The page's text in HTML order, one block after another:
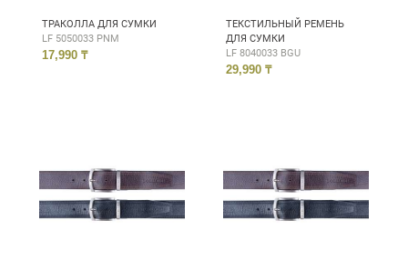
ТРАКОЛЛА ДЛЯ СУМКИ
LF 5050033 PNM
17,990 ₸
ТЕКСТИЛЬНЫЙ РЕМЕНЬ
ДЛЯ СУМКИ
LF 8040033 BGU
29,990 ₸